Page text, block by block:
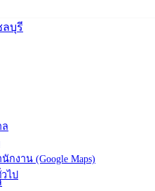
ล
กงาน (Google Maps)
ไป
(สามแยกโลตัส)
-อ่างศิลา (สาม
2021